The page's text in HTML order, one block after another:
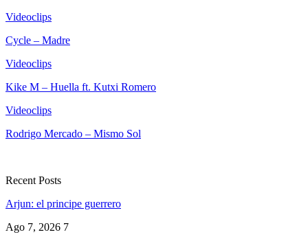
Videoclips
Cycle – Madre
Videoclips
Kike M – Huella ft. Kutxi Romero
Videoclips
Rodrigo Mercado – Mismo Sol
Recent Posts
Arjun: el principe guerrero
Ago 7, 2026 7